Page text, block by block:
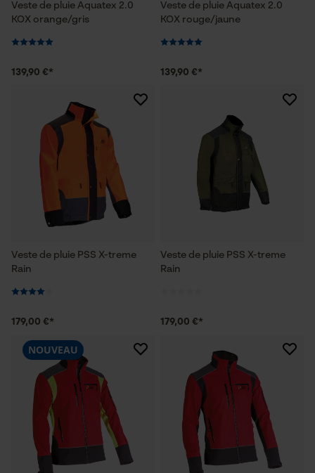
Veste de pluie Aquatex 2.0
KOX orange/gris
139,90 €*
Veste de pluie Aquatex 2.0
KOX rouge/jaune
139,90 €*
Veste de pluie PSS X-treme
Rain
179,00 €*
Veste de pluie PSS X-treme
Rain
179,00 €*
NOUVEAU